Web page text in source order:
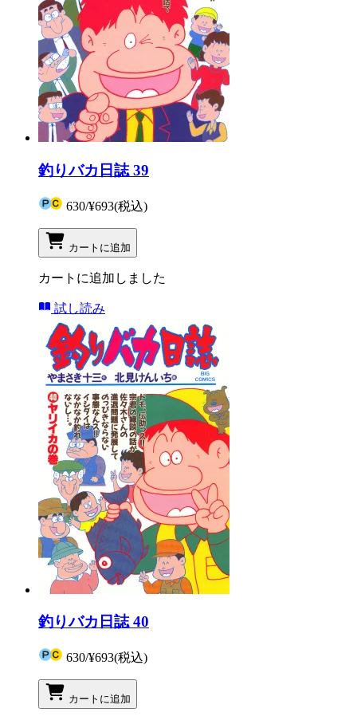
釣りバカ日誌 39
630/¥693(税込)
カートに追加
カートに追加しました
試し読み
釣りバカ日誌 40
630/¥693(税込)
カートに追加